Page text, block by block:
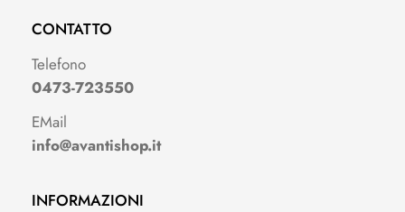
CONTATTO
Telefono
0473-723550
EMail
info@avantishop.it
INFORMAZIONI